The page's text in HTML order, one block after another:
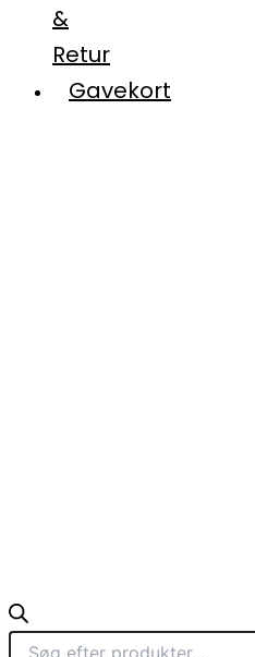
&
Retur
Gavekort